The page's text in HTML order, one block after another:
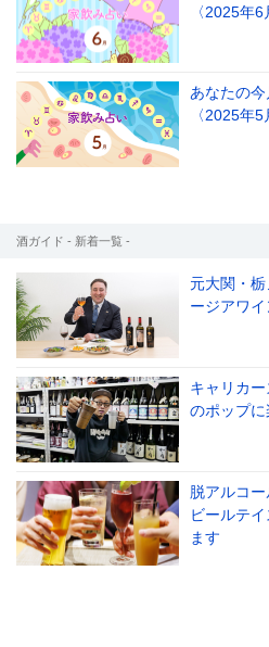
〈2025年
あなたの今
〈2025年
酒ガイド - 新着一覧 -
元大関・
ージアワイ
キャリカ
のポップ
脱アルコ
ビールテ
ます